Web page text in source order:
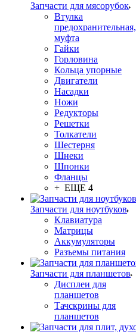
Запчасти для мясорубок
Втулка
предохранительная,
муфта
Гайки
Горловина
Кольца упорные
Двигатели
Насадки
Ножи
Редукторы
Решетки
Толкатели
Шестерня
Шнеки
Шпонки
Фланцы
+ ЕЩЕ 4
Запчасти для ноутбуков
Клавиатура
Матрицы
Аккумуляторы
Разъемы питания
Запчасти для планшетов
Дисплеи для
планшетов
Тачскрины для
планшетов